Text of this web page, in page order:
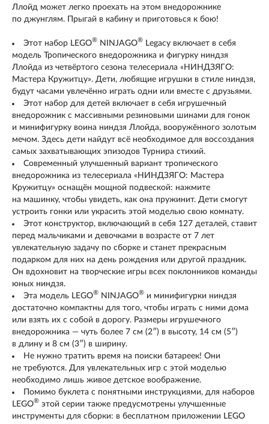
Ллойд может легко проехать на этом внедорожнике
по джунглям. Прыгай в кабину и приготовься к бою!
Этот набор LEGO® NINJAGO®
Legacy включает в себя
модель Тропического внедорожника и фигурку ниндзя
Ллойда из четвёртого сезона телесериала «НИНДЗЯГО:
Мастера Кружитцу». Дети, любящие игрушки в стиле ниндзя,
будут часами увлечённо играть одни или вместе с друзьями.
Этот набор для детей включает в себя игрушечный
внедорожник с массивными резиновыми шинами для гонок
и минифигурку воина ниндзя Ллойда, вооружённого золотым
мечом. Здесь дети найдут всё необходимое для воссоздания
самых захватывающих эпизодов Турнира стихий.
Современный улучшенный вариант тропического
внедорожника из телесериала «НИНДЗЯГО: Мастера
Кружитцу» оснащён мощной подвеской: нажмите
на машинку, чтобы увидеть, как она пружинит. Дети смогут
устроить гонки или украсить этой моделью свою комнату.
Этот конструктор, включающий в себя 127 деталей, ставит
перед мальчиками и девочками в возрасте от 7 лет
увлекательную задачу по сборке и станет прекрасным
подарком для них на день рождения или другой праздник.
Он вдохновит на творческие игры всех поклонников команды
юных ниндзя.
Эта модель LEGO® NINJAGO® и минифигурки ниндзя
достаточно компактны для того, чтобы играть с ними дома
или взять их с собой в дорогу. Размеры игрушечного
внедорожника — чуть более 7 см (2″) в высоту, 14 см (5″)
в длину и 8 см (3″) в ширину.
Не нужно тратить время на поиски батареек! Они
не требуются. Для увлекательных игр с этой моделью
необходимо лишь живое детское воображение.
Помимо буклета с понятными инструкциями, для наборов
LEGO® этой серии также предусмотрены улучшенные
инструменты для сборки: в бесплатном приложении LEGO